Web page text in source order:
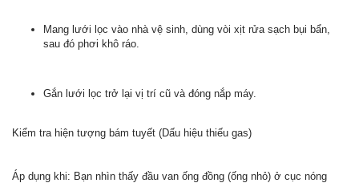
Mang lưới lọc vào nhà vệ sinh, dùng vòi xịt rửa sạch bụi bẩn,
sau đó phơi khô ráo.
Gắn lưới lọc trở lại vị trí cũ và đóng nắp máy.
Kiểm tra hiện tượng bám tuyết (Dấu hiệu thiếu gas)
Áp dụng khi: Bạn nhìn thấy đầu van ống đồng (ống nhỏ) ở cục nóng